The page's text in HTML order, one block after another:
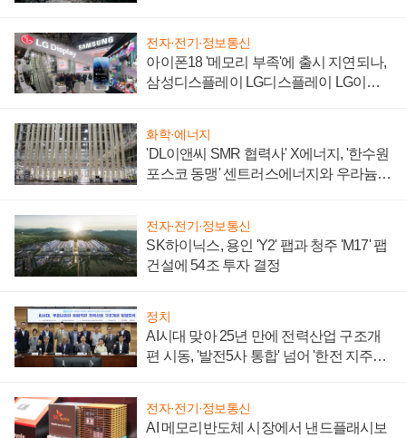
전자·전기·정보통신
아이폰18 '메모리 부족'에 출시 지연되나,
삼성디스플레이 LG디스플레이 LG이노
화학·에너지
'DL이앤씨 SMR 협력사' X에너지, '한수원
포스코 동맹' 센트러스에너지와 우라늄
전자·전기·정보통신
SK하이닉스, 용인 'Y2' 팹과 청주 'M17' 팹
건설에 54조 투자 결정
정치
AI시대 맞아 25년 만에 전력산업 구조개
편 시동, '발전5사 통합' 넘어 '한전 지주사'
전자·전기·정보통신
AI 메모리반도체 시장에서 낸드플래시보